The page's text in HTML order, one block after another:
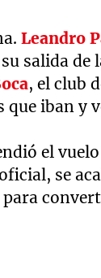
Leandro
salida de
, el club
que iban y
el
se